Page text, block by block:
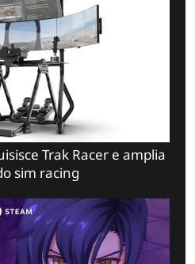
Trak Racer e amplia
sim racing